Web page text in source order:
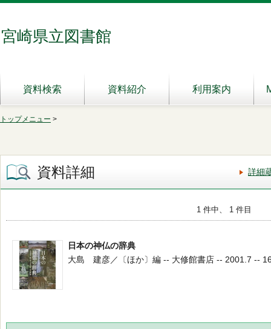
宮崎県立図書館
資料検索 資料紹介 利用案内
トップメニュー >
資料詳細 詳細
1 件中、 1 件目
日本の神仏の辞典
大島 建彦／〔ほか〕編 -- 大修館書店 -- 2001.7 --